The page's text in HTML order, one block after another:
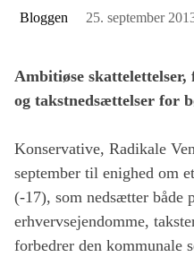
Bloggen 25. september
Ambitiøse
og takstnedsættelser for
Konservative, Radikale
september til enighed om
(-17), som nedsætter både
erhvervsejendomme,
forbedrer den kommunale